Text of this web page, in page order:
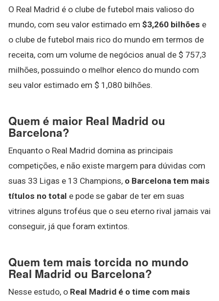
O Real Madrid é o clube de futebol mais valioso do
mundo, com seu valor estimado em $3,260 bilhões e
o clube de futebol mais rico do mundo em termos de
receita, com um volume de negócios anual de $ 757,3
milhões, possuindo o melhor elenco do mundo com
seu valor estimado em $ 1,080 bilhões.
Quem é maior Real Madrid ou
Barcelona?
Enquanto o Real Madrid domina as principais
competições, e não existe margem para dúvidas com
suas 33 Ligas e 13 Champions, o Barcelona tem mais
títulos no total e pode se gabar de ter em suas
vitrines alguns troféus que o seu eterno rival jamais vai
conseguir, já que foram extintos.
Quem tem mais torcida no mundo
Real Madrid ou Barcelona?
Nesse estudo, o Real Madrid é o time com mais